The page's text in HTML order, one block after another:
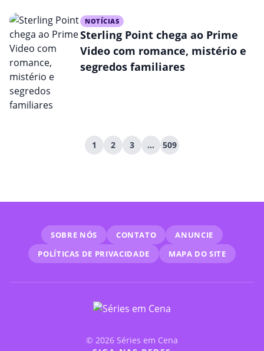
NOTÍCIAS
Sterling Point chega ao Prime
Video com romance, mistério e
segredos familiares
1 2 3 … 509
SOBRE NÓS CONTATO
ANUNCIE
POLÍTICAS DE PRIVACIDADE
MAPA DO SITE
© 2026 Séries em Cena